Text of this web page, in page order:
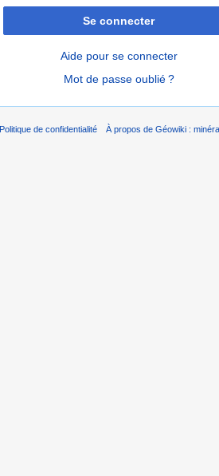
Se connecter
Aide pour se connecter
Mot de passe oublié ?
Politique de confidentialité À propos de Géowiki :